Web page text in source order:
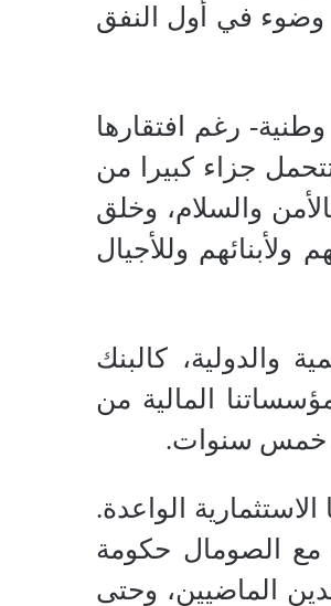
وضوء في أول النفق
رغم افتقارها
جزاء كبيرا من
والسلام، وخلق
وللأجيال
والدولية، كالبنك
المالية من
خمس سنوات.
الواعدة.
مع الصومال حكومة
الماضيين، وحتى